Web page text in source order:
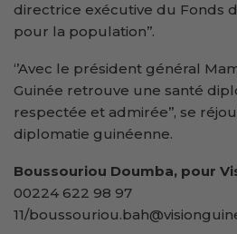
directrice exécutive du Fonds
pour la population’’.
‘’Avec le président général
Guinée retrouve une santé
respectée et admirée’’, se
diplomatie guinéenne.
Boussouriou Doumba, pour
00224 622 98 97
11/